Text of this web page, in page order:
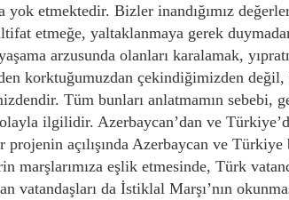
yok etmektedir. Bizler inandığımız
etmeğe, yaltaklanmaya gerek
arzusunda olanları karalamak,
korktuğumuzdan çekindiğimizden
Tüm bunları anlatmamın sebebi,
ilgilidir. Azerbaycan’dan ve
projenin açılışında Azerbaycan ve
marşlarımıza eşlik etmesinde, Türk
vatandaşları da İstiklal Marşı’nın